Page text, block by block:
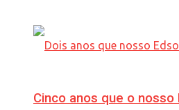
Cinco anos que o nosso